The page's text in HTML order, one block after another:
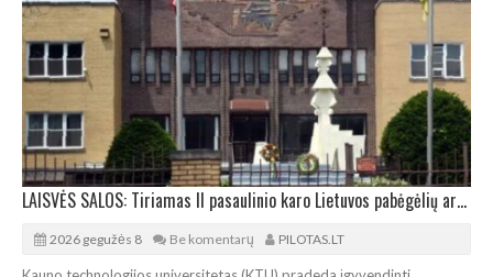
LAISVĖS SALOS: Tiriamas II pasaulinio karo Lietuvos pabėgėlių architektų kūrybinis palikimas
2026 gegužės 8 Be komentarų PILOTAS.LT